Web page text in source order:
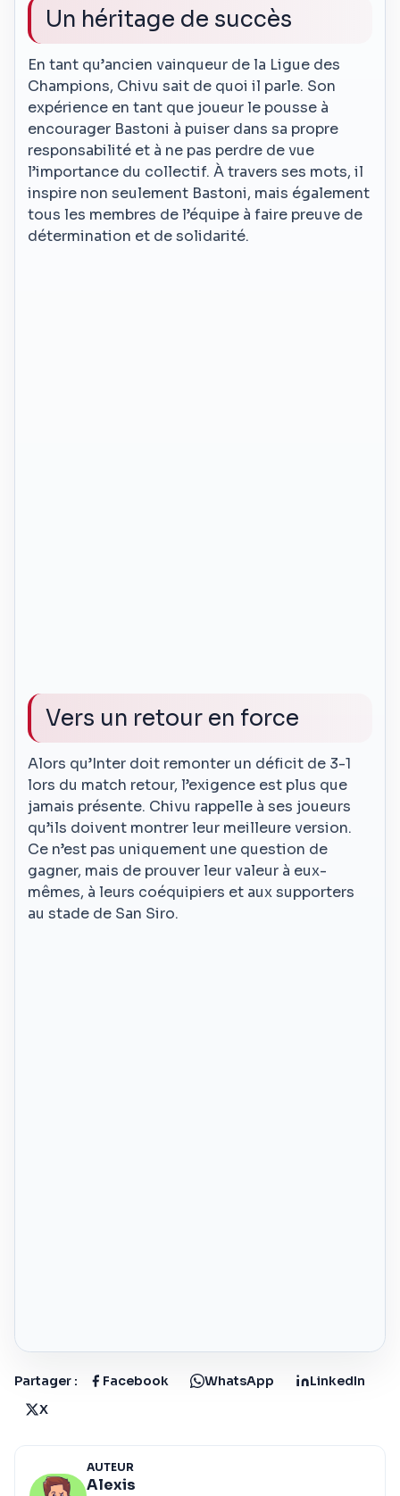
Un héritage de succès
En tant qu’ancien vainqueur de la Ligue des
Champions, Chivu sait de quoi il parle. Son
expérience en tant que joueur le pousse à
encourager Bastoni à puiser dans sa propre
responsabilité et à ne pas perdre de vue
l’importance du collectif. À travers ses mots, il
inspire non seulement Bastoni, mais également
tous les membres de l’équipe à faire preuve de
détermination et de solidarité.
Vers un retour en force
Alors qu’Inter doit remonter un déficit de 3-1
lors du match retour, l’exigence est plus que
jamais présente. Chivu rappelle à ses joueurs
qu’ils doivent montrer leur meilleure version.
Ce n’est pas uniquement une question de
gagner, mais de prouver leur valeur à eux-
mêmes, à leurs coéquipiers et aux supporters
au stade de San Siro.
Partager : Facebook WhatsApp
LinkedIn
X
AUTEUR
Alexis